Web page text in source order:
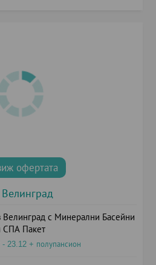
офертата
Велинград
Велинград с Минерални Басейни
СПА Пакет
- 23.12 + полупансион